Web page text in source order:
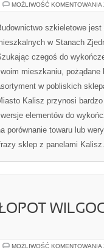
MOŻLIWOŚĆ KOMENTOWANIA
szkieletowe
w Stanach
czegoś do
mieszkaniu, pożądane
w pobliskich
Kalisz przynosi
elementów do
porównanie towaru lub
sklep z panelami
MOŻLIWOŚĆ KOMENTOWANIA